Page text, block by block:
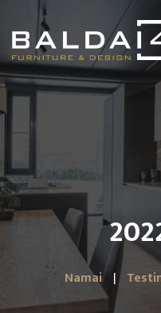
Namai